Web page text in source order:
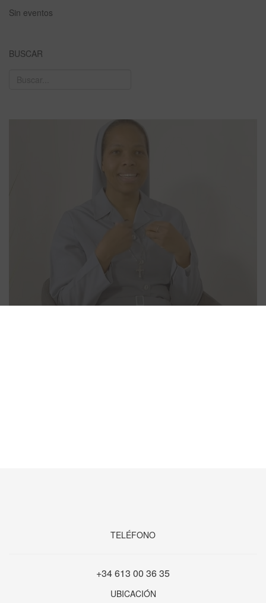
Sin eventos
BUSCAR
TELÉFONO
+34 613 00 36 35
UBICACIÓN